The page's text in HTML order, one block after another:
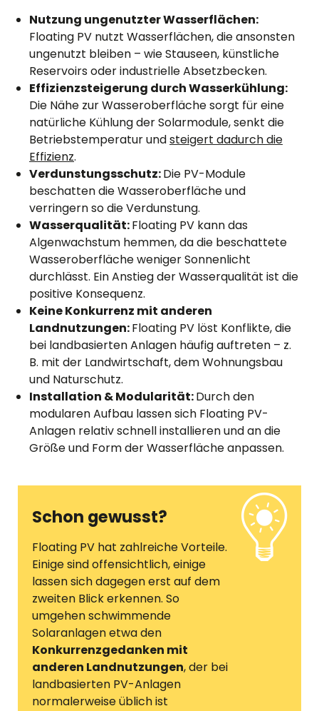
Nutzung ungenutzter Wasserflächen:
Floating PV nutzt Wasserflächen, die ansonsten
ungenutzt bleiben – wie Stauseen, künstliche
Reservoirs oder industrielle Absetzbecken.
Effizienzsteigerung durch Wasserkühlung:
Die Nähe zur Wasseroberfläche sorgt für eine
natürliche Kühlung der Solarmodule, senkt die
Betriebstemperatur undsteigert dadurch die
Effizienz.
Verdunstungsschutz:Die PV-Module
beschatten die Wasseroberfläche und
verringern so die Verdunstung.
Wasserqualität:Floating PV kann das
Algenwachstum hemmen, da die beschattete
Wasseroberfläche weniger Sonnenlicht
durchlässt. Ein Anstieg der Wasserqualität ist die
positive Konsequenz.
Keine Konkurrenz mit anderen
Landnutzungen:Floating PV löst Konflikte, die
bei landbasierten Anlagen häufig auftreten – z.
B. mit der Landwirtschaft, dem Wohnungsbau
und Naturschutz.
Installation & Modularität:Durch den
modularen Aufbau lassen sich Floating PV-
Anlagen relativ schnell installieren und an die
Größe und Form der Wasserfläche anpassen.
Schon gewusst?
Floating PV hat zahlreiche Vorteile.
Einige sind offensichtlich, einige
lassen sich dagegen erst auf dem
zweiten Blick erkennen. So
umgehen schwimmende
Solaranlagen etwa den
Konkurrenzgedanken mit
anderen Landnutzungen, der bei
landbasierten PV-Anlagen
normalerweise üblich ist